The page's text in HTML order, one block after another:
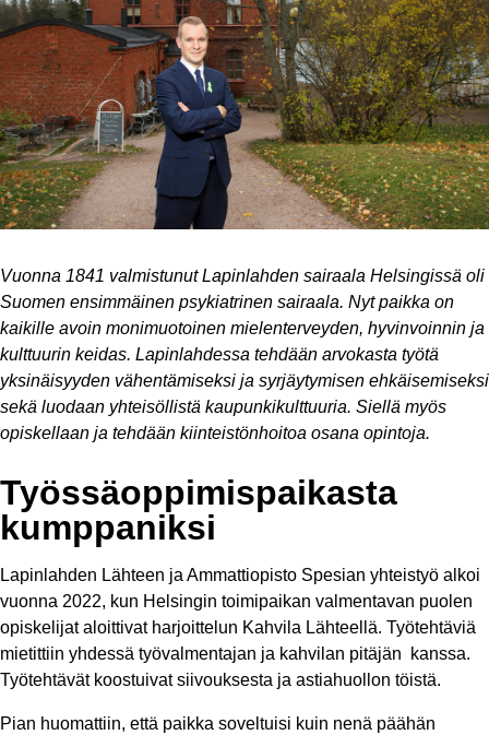
Vuonna 1841 valmistunut Lapinlahden sairaala Helsingissä oli
Suomen ensimmäinen psykiatrinen sairaala. Nyt paikka on
kaikille avoin monimuotoinen mielenterveyden, hyvinvoinnin ja
kulttuurin keidas. Lapinlahdessa tehdään arvokasta työtä
yksinäisyyden vähentämiseksi ja syrjäytymisen ehkäisemiseksi
sekä luodaan yhteisöllistä kaupunkikulttuuria. Siellä myös
opiskellaan ja tehdään kiinteistönhoitoa osana opintoja.
Työssäoppimispaikasta
kumppaniksi
Lapinlahden Lähteen ja Ammattiopisto Spesian yhteistyö alkoi
vuonna 2022, kun Helsingin toimipaikan valmentavan puolen
opiskelijat aloittivat harjoittelun Kahvila Lähteellä. Työtehtäviä
mietittiin yhdessä työvalmentajan ja kahvilan pitäjän kanssa.
Työtehtävät koostuivat siivouksesta ja astiahuollon töistä.
Pian huomattiin, että paikka soveltuisi kuin nenä päähän